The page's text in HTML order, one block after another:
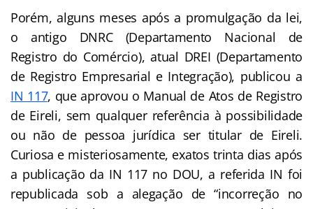
Porém, alguns meses após a promulgação da lei,
o antigo DNRC (Departamento Nacional de
Registro do Comércio), atual DREI (Departamento
de Registro Empresarial e Integração), publicou a
IN 117, que aprovou o Manual de Atos de Registro
de Eireli, sem qualquer referência à possibilidade
ou não de pessoa jurídica ser titular de Eireli.
Curiosa e misteriosamente, exatos trinta dias após
a publicação da IN 117 no DOU, a referida IN foi
republicada sob a alegação de “incorreção no